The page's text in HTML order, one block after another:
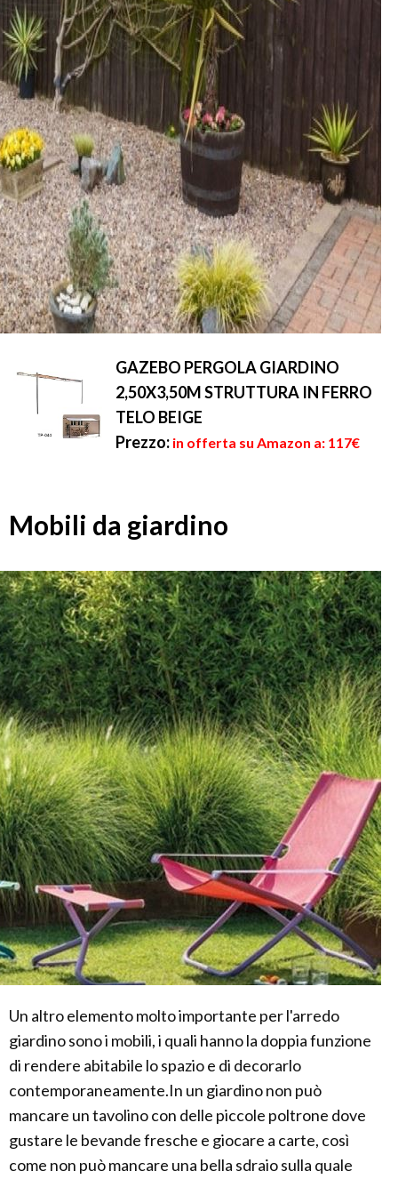
GAZEBO PERGOLA GIARDINO
2,50X3,50M STRUTTURA IN FERRO
TELO BEIGE
Prezzo: in offerta su Amazon a: 117€
Mobili da giardino
Un altro elemento molto importante per l'arredo
giardino sono i mobili, i quali hanno la doppia funzione
di rendere abitabile lo spazio e di decorarlo
contemporaneamente.In un giardino non può
mancare un tavolino con delle piccole poltrone dove
gustare le bevande fresche e giocare a carte, così
come non può mancare una bella sdraio sulla quale